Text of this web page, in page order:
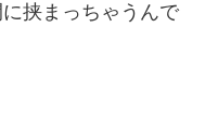
挟まっちゃうんで